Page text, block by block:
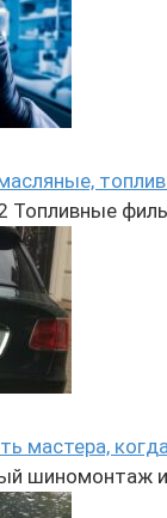
мастера,
шиномонтаж